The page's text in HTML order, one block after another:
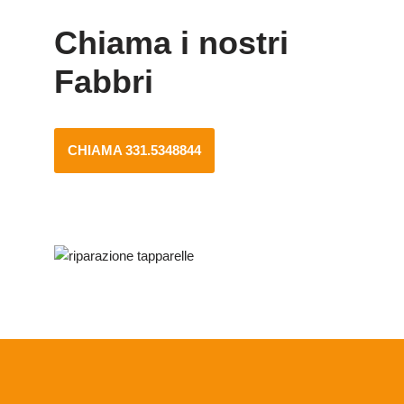
Chiama i nostri
Fabbri
CHIAMA 331.5348844